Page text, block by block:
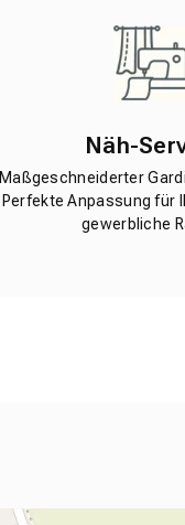
Näh-
Maßgeschneiderter
Perfekte Anpassung für
gewerbliche